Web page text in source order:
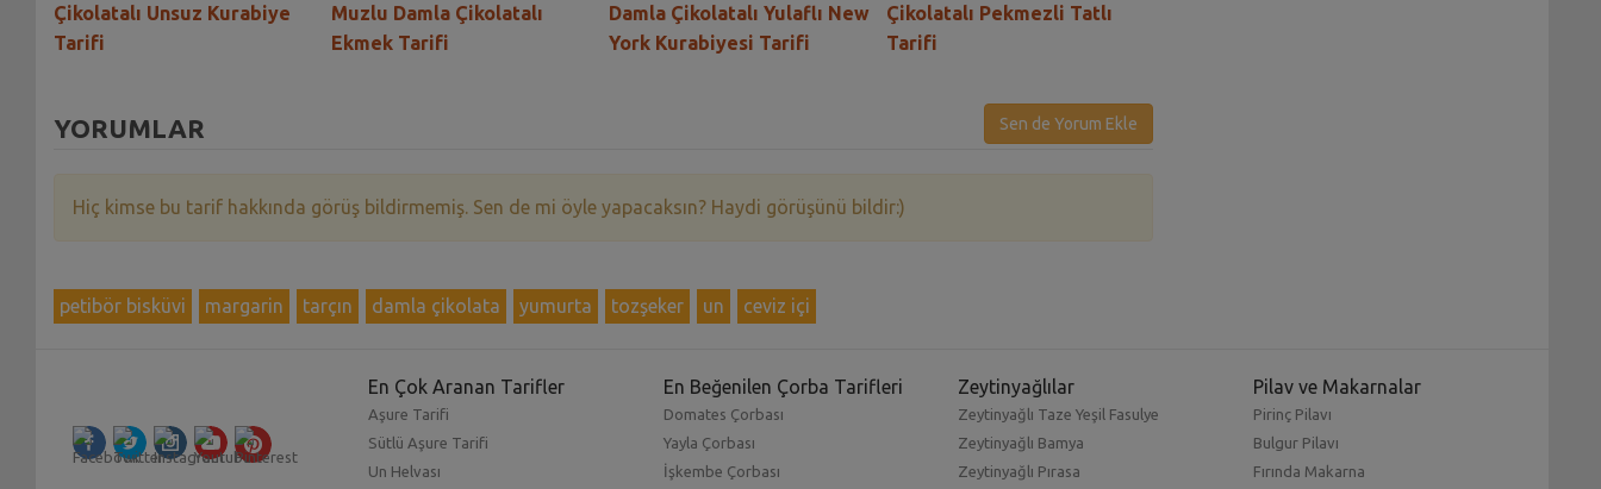
Çikolatalı Unsuz Kurabiye
Tarifi
Muzlu Damla Çikolatalı
Ekmek Tarifi
Damla Çikolatalı Yulaflı New
York Kurabiyesi Tarifi
Çikolatalı Pekmezli Tatlı
Tarifi
YORUMLAR Sen de Yorum Ekle
Hiç kimse bu tarif hakkında görüş bildirmemiş. Sen de mi öyle yapacaksın? Haydi görüşünü bildir:)
petibör bisküvi margarin tarçın damla çikolata yumurta tozşeker un ceviz içi
En Çok Aranan Tarifler
Aşure Tarifi
Sütlü Aşure Tarifi
Un Helvası
En Beğenilen Çorba Tarifleri
Domates Çorbası
Yayla Çorbası
İşkembe Çorbası
Zeytinyağlılar
Zeytinyağlı Taze Yeşil Fasulye
Zeytinyağlı Bamya
Zeytinyağlı Pırasa
Pilav ve Makarnalar
Pirinç Pilavı
Bulgur Pilavı
Fırında Makarna